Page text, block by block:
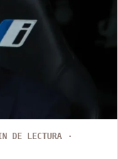
DE LECTURA